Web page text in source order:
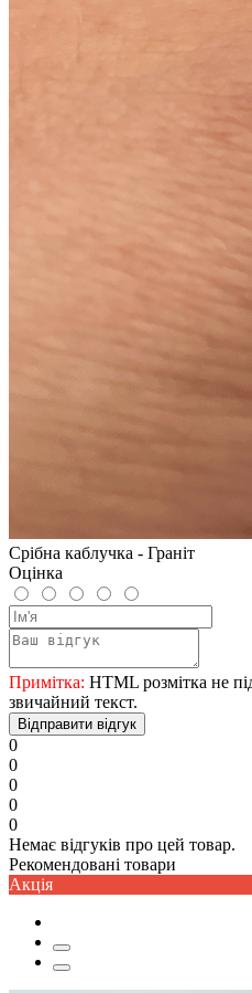
Срібна каблучка - Граніт
Оцінка
Примітка: HTML розмітка не
звичайний текст.
Відправити відгук
0
0
0
0
0
Немає відгуків про цей товар.
Рекомендовані товари
Акцiя